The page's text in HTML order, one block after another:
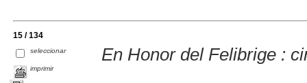
15 / 134
seleccionar
imprimir
En Honor del Felibrige :